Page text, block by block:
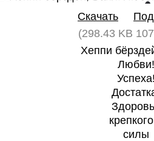
Скачать
(298.43 KB
Хеппи
Любви!
Успеха!
силы